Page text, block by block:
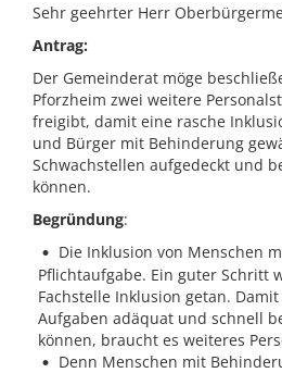
Sehr geehrter Herr
Antrag:
Der Gemeinderat möge
Pforzheim zwei weitere
freigibt, damit eine rasche
und Bürger mit Behinderung
Schwachstellen aufgedeckt und
können.
Begründung:
Die Inklusion von Menschen
Pflichtaufgabe. Ein guter Schritt
Fachstelle Inklusion getan.
Aufgaben adäquat und schnell
können, braucht es weiteres
Denn Menschen mit